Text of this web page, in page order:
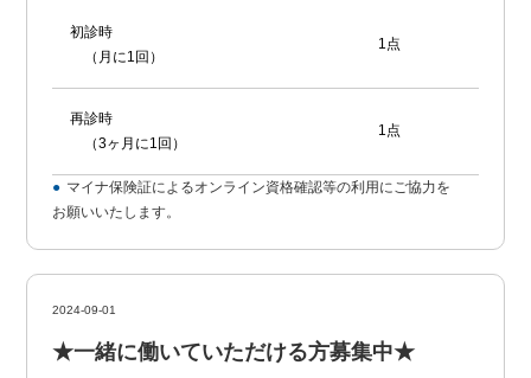
初診時
（月に1回）
1点
再診時
（3ヶ月に1回）
1点
マイナ保険証によるオンライン資格確認等の利用にご協力を
お願いいたします。
2024-09-01
★一緒に働いていただける方募集中★